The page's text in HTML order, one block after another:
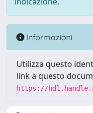
Informazioni
Utilizza questo
link a questo
https://